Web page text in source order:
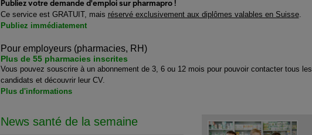
Publiez votre demande d'emploi sur pharmapro !
Ce service est GRATUIT, mais réservé exclusivement aux diplômes valables en Suisse.
Publiez immédiatement
Pour employeurs (pharmacies, RH)
Plus de 55 pharmacies inscrites
Vous pouvez souscrire à un abonnement de 3, 6 ou 12 mois pour pouvoir contacter tous les
candidats et découvrir leur CV.
Plus d'informations
News santé de la semaine